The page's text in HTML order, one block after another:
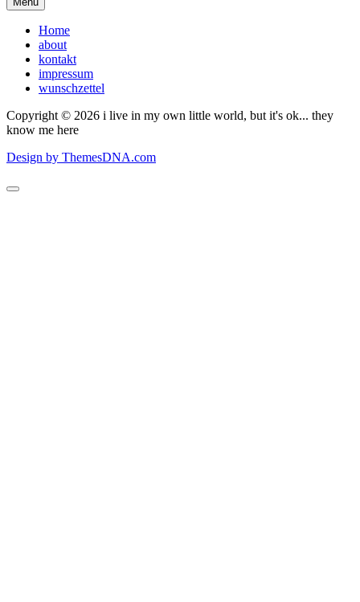
Home
about
kontakt
impressum
wunschzettel
Copyright © 2026 i live in my own little world, but it's ok... they
know me here
Design by ThemesDNA.com
Scroll